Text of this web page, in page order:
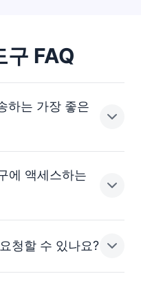
구 FAQ
하는 가장 좋은
하는 방법에는 여러
거나 스케줄러 링크를
수 있습니다.
에 액세스하는
청할 수 있나요?